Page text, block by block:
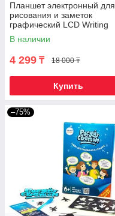
Планшет электронный для
рисования и заметок
графический LCD Writing
Tablet со стилусом (8,5
дюймов)
В наличии
4 299 ₸ 18 000 ₸
Купить
–75%